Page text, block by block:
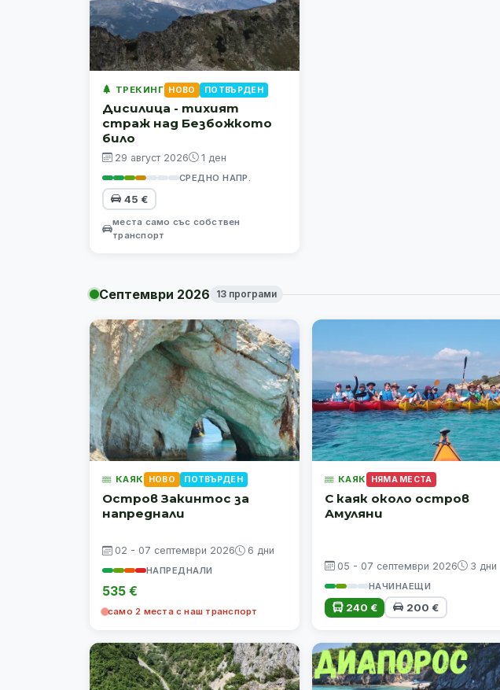
ТРЕКИНГ НОВО ПОТВЪРДЕН
Дисилица - тихият
страж над Безбожкото
било
29 август 2026 1 ден
СРЕДНО НАПР.
45 €
места само със собствен
транспорт
Септември 2026 13 програми
КАЯК НОВО ПОТВЪРДЕН
Остров Закинтос за
напреднали
02 - 07 септември 2026 6 дни
НАПРЕДНАЛИ
535 €
само 2 места с наш транспорт
КАЯК НЯМА МЕСТА
С каяк около остров
Амуляни
05 - 07 септември 2026 3 дни
НАЧИНАЕЩИ
240 € 200 €